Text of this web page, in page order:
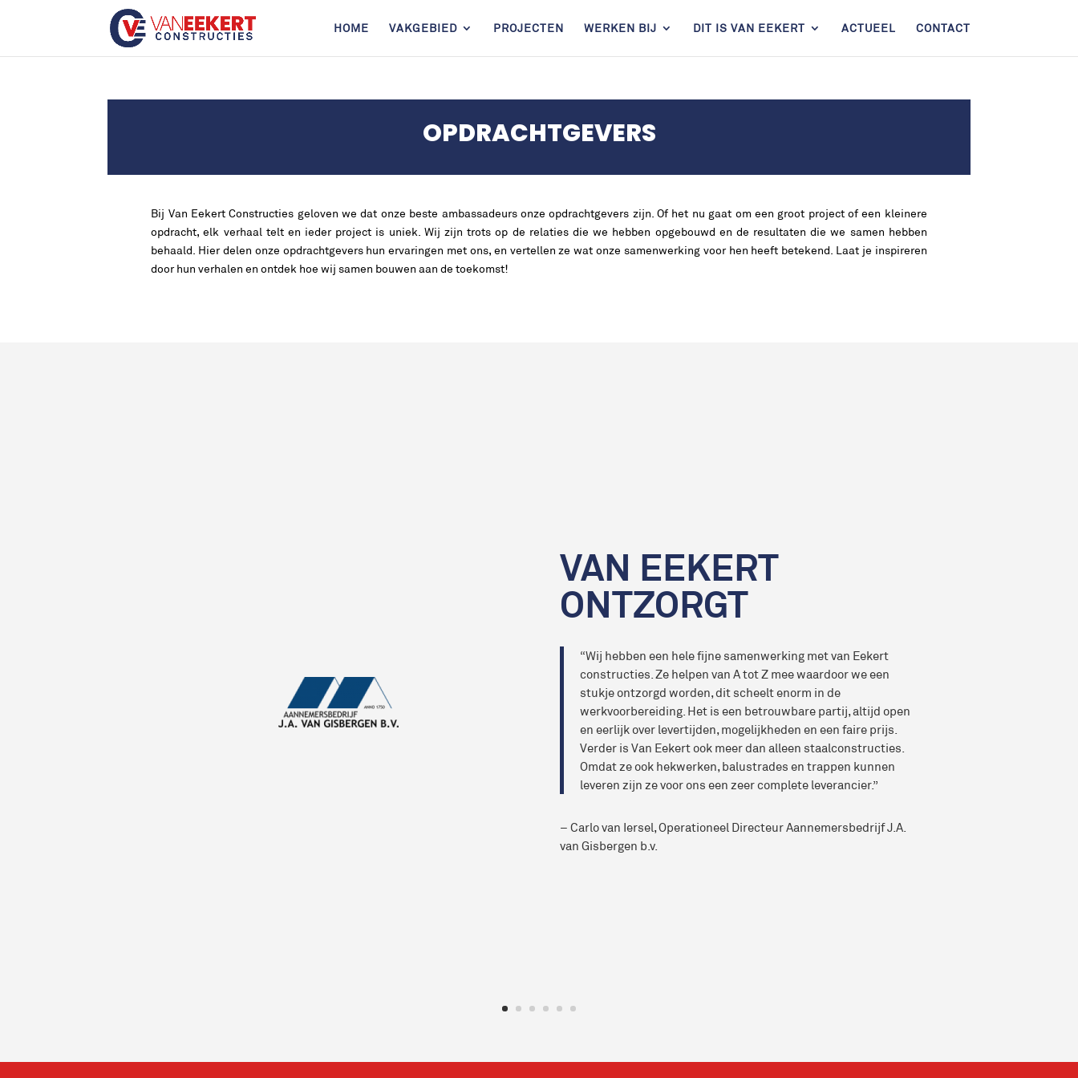
HOME VAKGEBIED PROJECTEN WERKEN BIJ DIT IS VAN EEKERT ACTUEEL CONTACT
OPDRACHTGEVERS
Bij Van Eekert Constructies geloven we dat onze beste ambassadeurs onze opdrachtgevers zijn. Of het nu gaat om een groot project of een kleinere
opdracht, elk verhaal telt en ieder project is uniek. Wij zijn trots op de relaties die we hebben opgebouwd en de resultaten die we samen hebben
behaald. Hier delen onze opdrachtgevers hun ervaringen met ons, en vertellen ze wat onze samenwerking voor hen heeft betekend. Laat je inspireren
door hun verhalen en ontdek hoe wij samen bouwen aan de toekomst!
VAN EEKERT
ONTZORGT
“Wij hebben een hele fijne samenwerking met van Eekert
constructies. Ze helpen van A tot Z mee waardoor we een
stukje ontzorgd worden, dit scheelt enorm in de
werkvoorbereiding. Het is een betrouwbare partij, altijd open
en eerlijk over levertijden, mogelijkheden en een faire prijs.
Verder is Van Eekert ook meer dan alleen staalconstructies.
Omdat ze ook hekwerken, balustrades en trappen kunnen
leveren zijn ze voor ons een zeer complete leverancier.”
– Carlo van Iersel, Operationeel Directeur Aannemersbedrijf J.A.
van Gisbergen b.v.